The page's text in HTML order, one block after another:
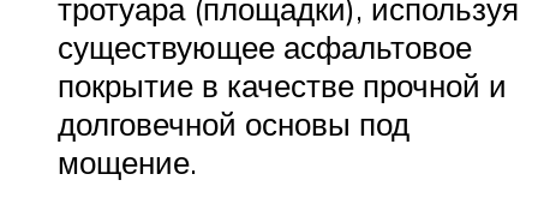
тротуара (площадки), используя
существующее асфальтовое
покрытие в качестве прочной и
долговечной основы под
мощение.